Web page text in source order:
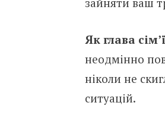
Як глава сім’ї
неодмінно
ніколи не
ситуацій.